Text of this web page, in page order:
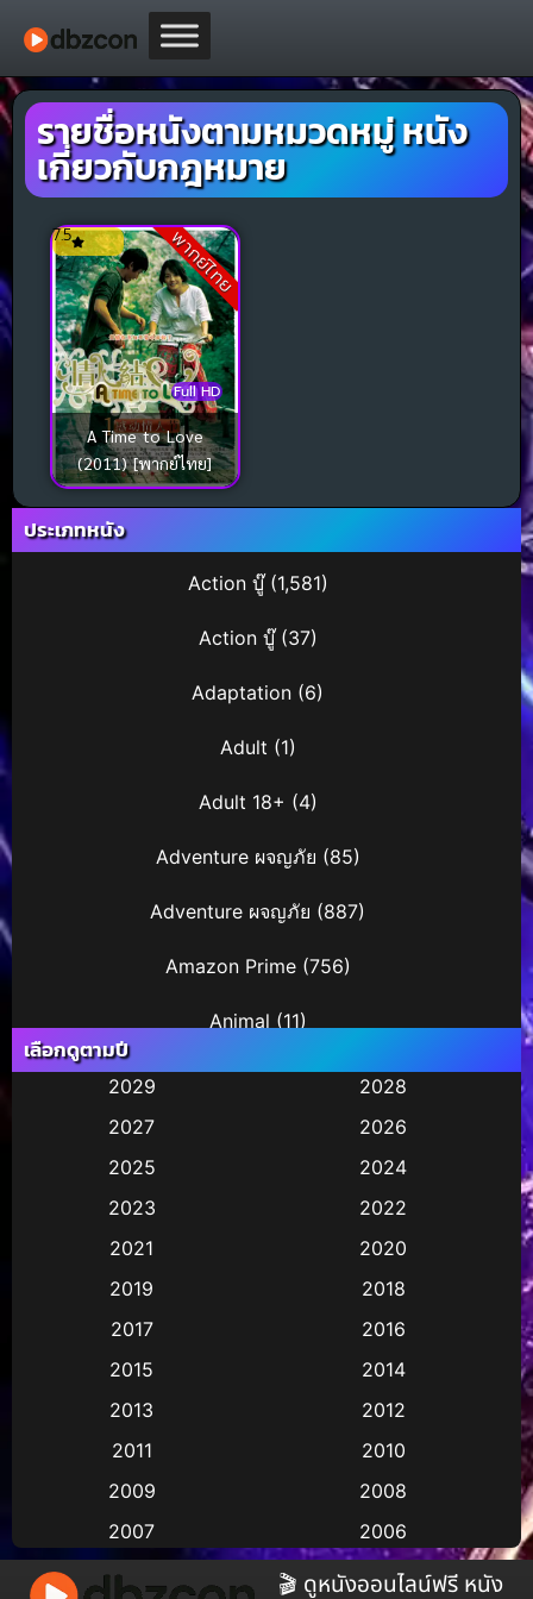
รายชื่อหนังตามหมวดหมู่ หนัง
เกี่ยวกับกฎหมาย
พากย์ไทย
Full HD
7.5
A Time to Love
(2011) [พากย์ไทย]
ประเภทหนัง
Action บู๊(1,581)
Action บู๊(37)
Adaptation (6)
Adult (1)
Adult 18+ (4)
Adventure ผจญภัย (85)
Adventure ผจญภัย (887)
Amazon Prime(756)
Animal (11)
Animation การ์ตูน(245)
Based on a True Story สร้างจากเรื่องจริง (3)
เลือกดูตามปี
2029
2028
2027
2026
2025
2024
2023
2022
2021
2020
2019
2018
2017
2016
2015
2014
2013
2012
2011
2010
2009
2008
2007
2006
2005
2004
🎬 ดูหนังออนไลน์ฟรี หนัง